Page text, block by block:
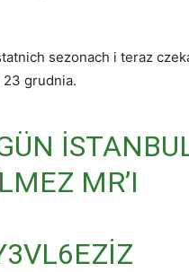
sezonach i teraz
23 grudnia.
MR’I